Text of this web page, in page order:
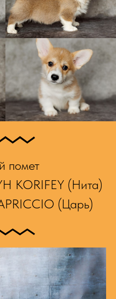
помет
KORIFEY (Нита)
(Царь)